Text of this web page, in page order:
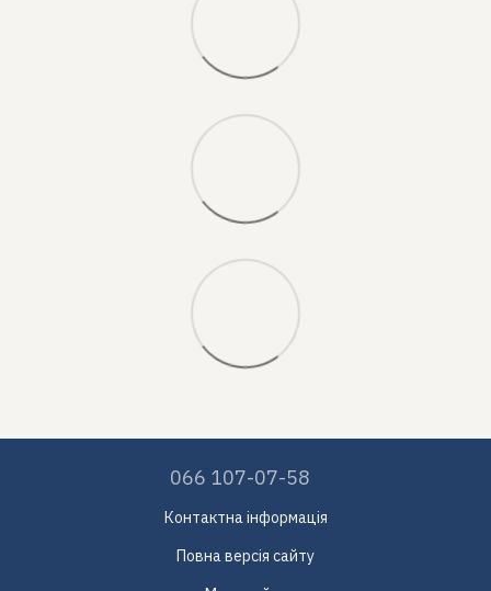
066 107-07-58
Контактна інформація
Повна версія сайту